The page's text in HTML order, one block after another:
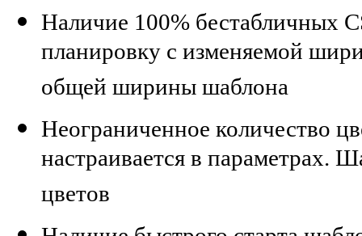
Наличие 100% бестабличных
планировку с изменяемой
общей ширины шаблона
Неограниченное количество
настраивается в параметрах.
цветов